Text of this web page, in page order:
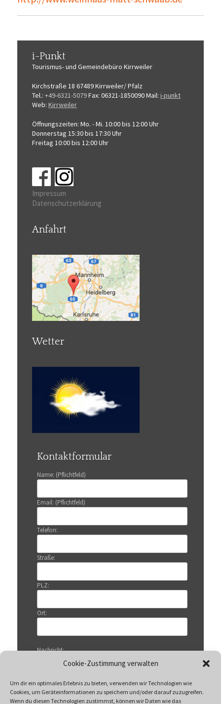
Cookie-Zustimmung verwalten
Um dir ein optimales Erlebnis zu bieten, verwenden wir Technologien wie
Cookies, um Geräteinformationen zu speichern und/oder darauf zuzugreifen.
Wenn du diesen Technologien zustimmst, können wir Daten wie das
i-Punkt
Tourismus-und Gemeindebüro Kirrweiler
Kirchstraße 18 67489 Kirrweiler/ Pfalz
Tel.: +49-6321-5079Fax: 06321-1850090Mail: i-punkt
Web: Kirrweiler
Öffnungszeiten: Mo. - Mi. 10:00 bis 12:00 Uhr
Donnerstag 15:30 bis 17:30 Uhr
Freitag 10:00 bis 12:00 Uhr
Impressum
Datenschutzerklärung
Anfahrt
Wetter
Kontaktformular
Name: (Pflichtfeld)
Email: (Pflichtfeld)
Telefon:
Straße:
PLZ:
Ort:
Nachricht: